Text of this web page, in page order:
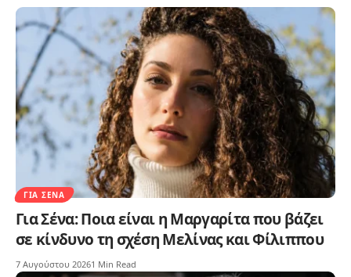
ΓΙΑ ΣΈΝΑ
Για Σένα: Ποια είναι η Μαργαρίτα που βάζει
σε κίνδυνο τη σχέση Μελίνας και Φίλιππου
7 Αυγούστου 20261 Min Read